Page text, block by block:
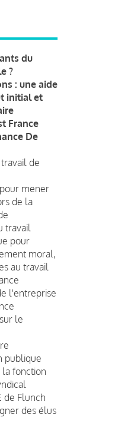
du
?
: une aide
initial et
France
De
de
mener
de la
travail
pour
moral,
au travail
l'entreprise
le
publique
fonction
de Flunch
des élus